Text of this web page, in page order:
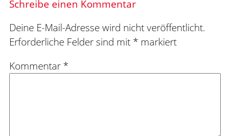
Schreibe einen Kommentar
Deine E-Mail-Adresse wird nicht veröffentlicht.
Erforderliche Felder sind mit * markiert
Kommentar *